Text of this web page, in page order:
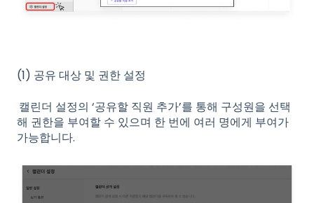
(1) 공유 대상 및 권한 설정
캘린더 설정의 ‘공유할 직원 추가’를 통해 구성원을 선택
해 권한을 부여할 수 있으며 한 번에 여러 명에게 부여가
가능합니다.